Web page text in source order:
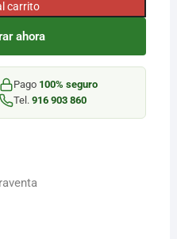
carrito
ahora
Pago 100% seguro
Tel. 916 903 860